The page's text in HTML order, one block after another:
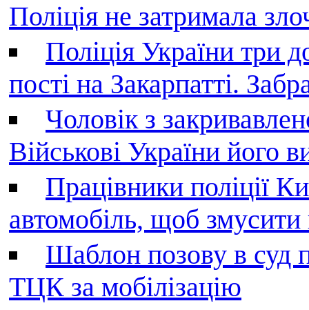
Поліція не затримала
Поліція України три
пості на Закарпатті.
Чоловік з
Військові України його
Працівники поліції
автомобіль, щоб
Шаблон позову в суд
ТЦК за мобілізацію